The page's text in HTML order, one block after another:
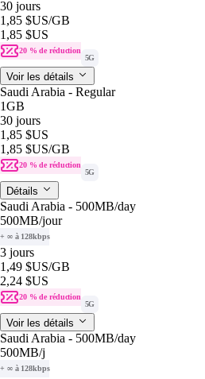
30 jours
1,85 $US/GB
1,85 $US
20 % de réduction
5G
Voir les détails
Saudi Arabia - Regular
1GB
30 jours
1,85 $US
1,85 $US/GB
20 % de réduction
5G
Détails
Saudi Arabia - 500MB/day
500MB/jour
+ ∞ à 128kbps
3 jours
1,49 $US/GB
2,24 $US
20 % de réduction
5G
Voir les détails
Saudi Arabia - 500MB/day
500MB/j
+ ∞ à 128kbps